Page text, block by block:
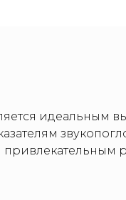
идеальным